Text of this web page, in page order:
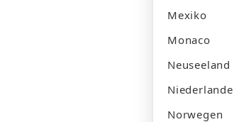
Mexiko
Monaco
Neuseeland
Niederlande
Norwegen